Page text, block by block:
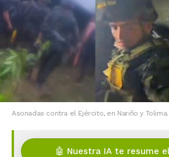
Asonadas contra el Ejército, en Nariño y
🤖 Nuestra IA te resume